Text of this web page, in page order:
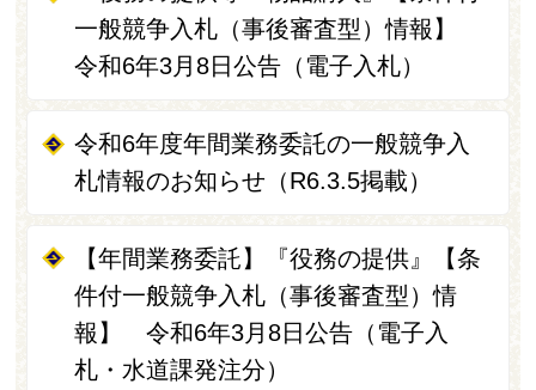
一般競争入札（事後審査型）情報】
令和6年3月8日公告（電子入札）
令和6年度年間業務委託の一般競争入
札情報のお知らせ（R6.3.5掲載）
【年間業務委託】『役務の提供』【条
件付一般競争入札（事後審査型）情
報】 令和6年3月8日公告（電子入
札・水道課発注分）